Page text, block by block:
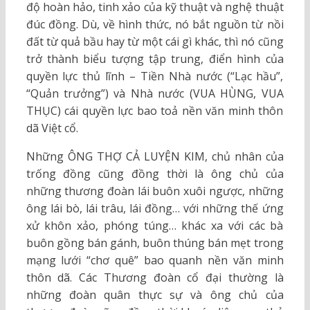
độ hoàn hảo, tinh xảo của kỹ thuật và nghệ thuật
đúc đồng. Dù, về hình thức, nó bắt nguồn từ nồi
đất từ quả bầu hay từ một cái gì khác, thì nó cũng
trở thành biểu tượng tập trung, điển hình của
quyền lực thủ lĩnh – Tiền Nhà nước (“Lạc hầu”,
“Quản trưởng”) và Nhà nước (VUA HÙNG, VUA
THỤC) cái quyền lực bao toả nền văn minh thôn
dã Việt cổ.
Những ÔNG THỢ CẢ LUYỆN KIM, chủ nhân của
trống đồng cũng đồng thời là ông chủ của
những thương đoàn lái buôn xuôi ngược, những
ông lái bò, lái trâu, lái đồng… với những thế ứng
xử khôn xảo, phóng túng… khác xa với các bà
buôn gồng bán gánh, buôn thúng bán mẹt trong
mạng lưới “chơ quê” bao quanh nền văn minh
thôn dã. Các Thương đoàn cổ đại thường là
những đoàn quân thực sự và ông chủ của